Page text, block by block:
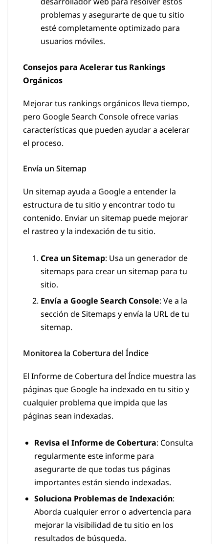
problemas y asegurarte de que tu sitio
esté completamente optimizado para
usuarios móviles.
Consejos para Acelerar tus Rankings
Orgánicos
Mejorar tus rankings orgánicos lleva tiempo,
pero Google Search Console ofrece varias
características que pueden ayudar a acelerar
el proceso.
Envía un Sitemap
Un sitemap ayuda a Google a entender la
estructura de tu sitio y encontrar todo tu
contenido. Enviar un sitemap puede mejorar
el rastreo y la indexación de tu sitio.
Crea un Sitemap: Usa un generador de
sitemaps para crear un sitemap para tu
sitio.
Envía a Google Search Console: Ve a la
sección de Sitemaps y envía la URL de tu
sitemap.
Monitorea la Cobertura del Índice
El Informe de Cobertura del Índice muestra las
páginas que Google ha indexado en tu sitio y
cualquier problema que impida que las
páginas sean indexadas.
Revisa el Informe de Cobertura: Consulta
regularmente este informe para
asegurarte de que todas tus páginas
importantes están siendo indexadas.
Soluciona Problemas de Indexación:
Aborda cualquier error o advertencia para
mejorar la visibilidad de tu sitio en los
resultados de búsqueda.